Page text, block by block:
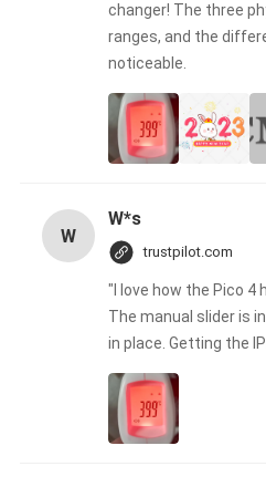
changer! The three
ranges, and the
noticeable.
W
W*s
trustpilot.com
"I love how the Pico 4
The manual slider is
in place. Getting the